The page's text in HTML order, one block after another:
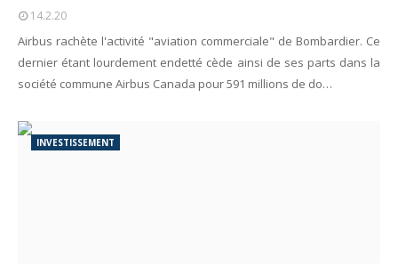
14.2.20
Airbus rachète l'activité "aviation commerciale" de Bombardier. Ce
dernier étant lourdement endetté cède ainsi de ses parts dans la
société commune Airbus Canada pour 591 millions de do…
INVESTISSEMENT